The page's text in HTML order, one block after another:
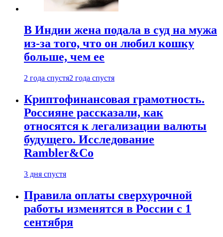
В Индии жена подала в суд на мужа
из-за того, что он любил кошку
больше, чем ее
2 года спустя2 года спустя
Криптофинансовая грамотность.
Россияне рассказали, как
относятся к легализации валюты
будущего. Исследование
Rambler&Co
3 дня спустя
Правила оплаты сверхурочной
работы изменятся в России с 1
сентября